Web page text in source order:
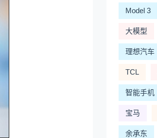
Model 3
大模型
理想汽车
TCL
智能手机
宝马
余承东